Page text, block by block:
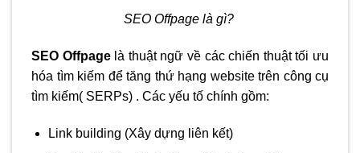
SEO Offpage là gì?
SEO Offpagelà thuật ngữ về các chiến thuật tối ưu
hóa tìm kiếm để tăng thứ hạng website trên công cụ
tìm kiếm( SERPs) . Các yếu tố chính gồm:
Link building (Xây dựng liên kết)